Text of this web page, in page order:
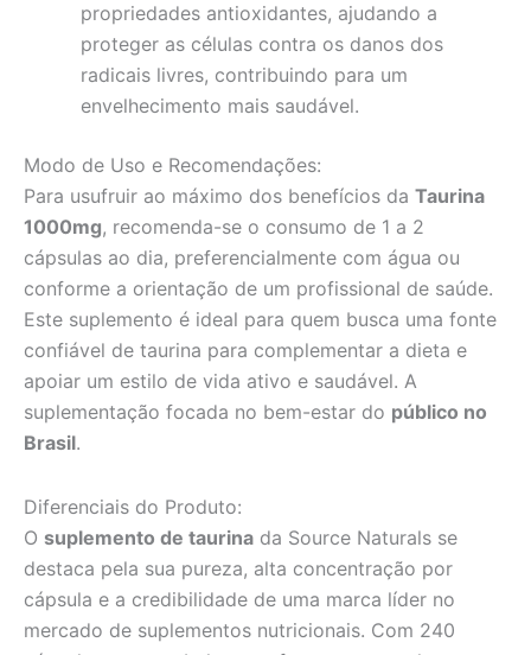
propriedades antioxidantes, ajudando a
proteger as células contra os danos dos
radicais livres, contribuindo para um
envelhecimento mais saudável.
Modo de Uso e Recomendações:
Para usufruir ao máximo dos benefícios da Taurina
1000mg, recomenda-se o consumo de 1 a 2
cápsulas ao dia, preferencialmente com água ou
conforme a orientação de um profissional de saúde.
Este suplemento é ideal para quem busca uma fonte
confiável de taurina para complementar a dieta e
apoiar um estilo de vida ativo e saudável. A
suplementação focada no bem-estar do público no
Brasil.
Diferenciais do Produto:
O suplemento de taurina da Source Naturals se
destaca pela sua pureza, alta concentração por
cápsula e a credibilidade de uma marca líder no
mercado de suplementos nutricionais. Com 240